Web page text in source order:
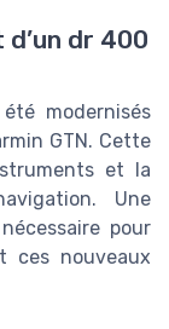
dr 400
modernisés
GTN. Cette
et la
Une
pour
ces nouveaux